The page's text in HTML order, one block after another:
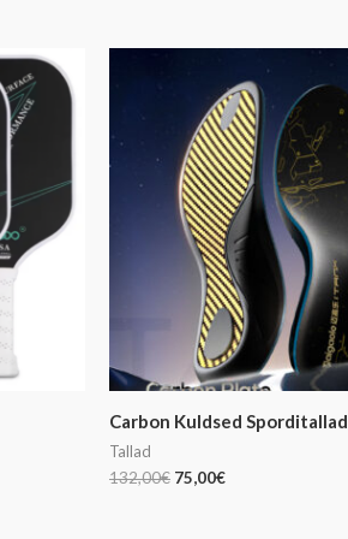
Carbon Kuldsed Sporditallad
Tallad
132,00€
132,00€.
75,00€
hind
on:
75,00€.